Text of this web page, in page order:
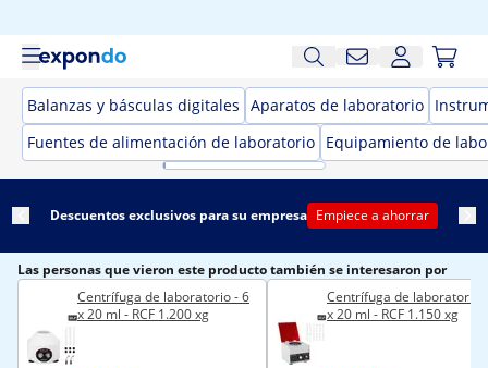
Balanzas y básculas digitales Aparatos de laboratorio
Fuentes de alimentación de laboratorio Equipamiento de
Descuentos exclusivos para su empresa Empiece a ahorrar
Las personas que vieron este producto también se interesaron por
Centrífuga de laboratorio - 6
x 20 ml - RCF 1.200 xg
Centrífuga de laboratorio
x 20 ml - RCF 1.150 xg